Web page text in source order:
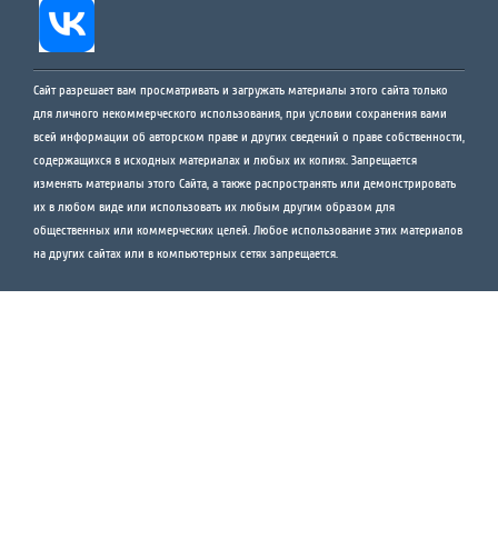
Сайт разрешает вам просматривать и загружать материалы этого сайта только
для личного некоммерческого использования, при условии сохранения вами
всей информации об авторском праве и других сведений о праве собственности,
содержащихся в исходных материалах и любых их копиях. Запрещается
изменять материалы этого Сайта, а также распространять или демонстрировать
их в любом виде или использовать их любым другим образом для
общественных или коммерческих целей. Любое использование этих материалов
на других сайтах или в компьютерных сетях запрещается.